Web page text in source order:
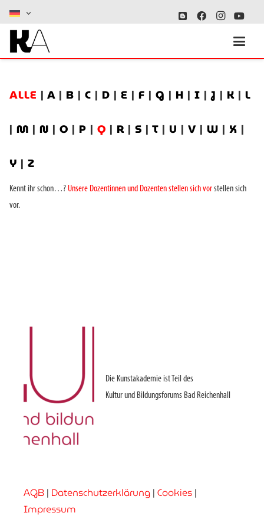
ALLE | A | B | C | D | E | F | G | H | I |J | K | L
| M | N | O | P | Q | R | S | T | U | V | W | X |
Y | Z
Kennt ihr schon…? Unsere Dozentinnen und Dozenten stellen sich vorstellen sich
vor.
Die Kunstakademie ist Teil des
Kultur und Bildungsforums Bad Reichenhall
AGB | Datenschutzerklärung | Cookies |
Impressum